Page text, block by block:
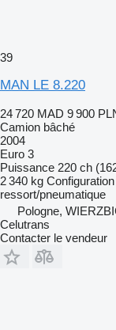
39
MAN LE 8.220
24 720 MAD 9 900
Camion bâché
2004
Euro 3
Puissance 220 ch
2 340 kg
ressort/pneumatique
Pologne,
Celutrans
Contacter le vendeur